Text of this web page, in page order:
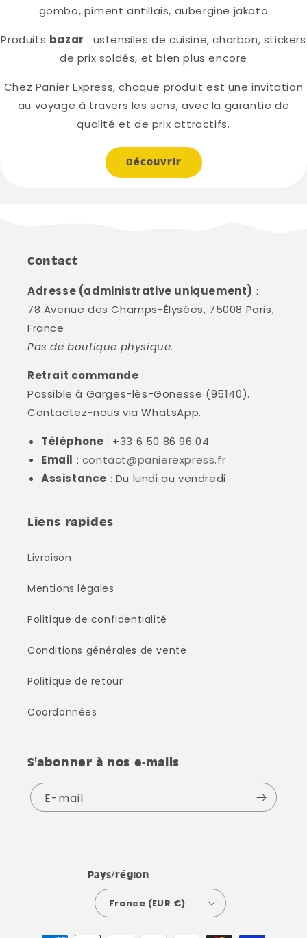
gombo, piment antillais, aubergine jakato
Produits bazar : ustensiles de cuisine, charbon, stickers
de prix soldés, et bien plus encore
Chez Panier Express, chaque produit est une invitation
au voyage à travers les sens, avec la garantie de
qualité et de prix attractifs.
Découvrir
Contact
Adresse (administrative uniquement) :
78 Avenue des Champs-Élysées, 75008 Paris,
France
Pas de boutique physique.
Retrait commande :
Possible à Garges-lès-Gonesse (95140).
Contactez-nous via WhatsApp.
Téléphone : +33 6 50 86 96 04
Email : contact@panierexpress.fr
Assistance : Du lundi au vendredi
Liens rapides
Livraison
Mentions légales
Politique de confidentialité
Conditions générales de vente
Politique de retour
Coordonnées
S'abonner à nos e-mails
E-mail
Pays/région
France (EUR €)